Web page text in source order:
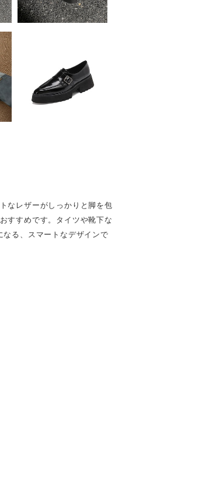
なレザーがしっかりと脚を包
すすめです。タイツや靴下な
る、スマートなデザインで